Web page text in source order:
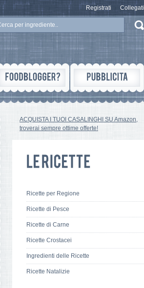
Registrati Collegati
ACQUISTA I TUOI CASALINGHI SU Amazon,
troverai sempre ottime offerte!
Ricette per Regione
Ricette di Pesce
Ricette di Carne
Ricette Crostacei
Ingredienti delle Ricette
Ricette Natalizie